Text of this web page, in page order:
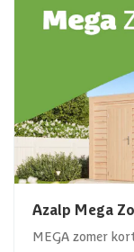
Azalp Mega
MEGA zomer